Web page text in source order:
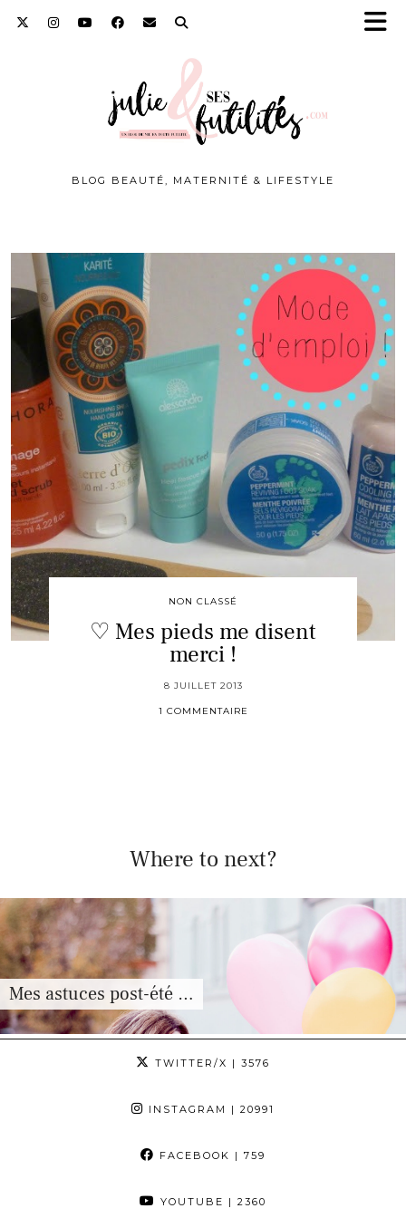
BLOG BEAUTÉ, MATERNITÉ & LIFESTYLE
NON CLASSÉ
♡ Mes pieds me disent
merci !
8 JUILLET 2013
1 COMMENTAIRE
Where to next?
Mes astuces post-été …
TWITTER/X | 3576
INSTAGRAM | 20991
FACEBOOK | 759
YOUTUBE | 2360